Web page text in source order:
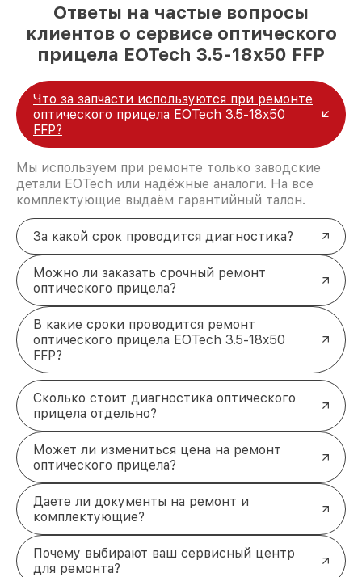
Ответы на частые вопросы
клиентов о сервисе оптического
прицела EOTech 3.5-18x50 FFP
Что за запчасти используются при ремонте
оптического прицела EOTech 3.5-18x50
FFP?
Мы используем при ремонте только заводские
детали EOTech или надёжные аналоги. На все
комплектующие выдаём гарантийный талон.
За какой срок проводится диагностика?
Можно ли заказать срочный ремонт
оптического прицела?
В какие сроки проводится ремонт
оптического прицела EOTech 3.5-18x50
FFP?
Сколько стоит диагностика оптического
прицела отдельно?
Может ли измениться цена на ремонт
оптического прицела?
Даете ли документы на ремонт и
комплектующие?
Почему выбирают ваш сервисный центр
для ремонта?